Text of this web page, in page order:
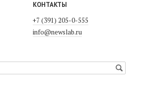
КОНТАКТЫ
+7 (391) 205-0-555
info@newslab.ru